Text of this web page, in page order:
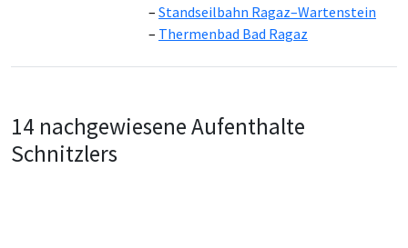
Standseilbahn Ragaz–Wartenstein
Thermenbad Bad Ragaz
14 nachgewiesene Aufenthalte
Schnitzlers